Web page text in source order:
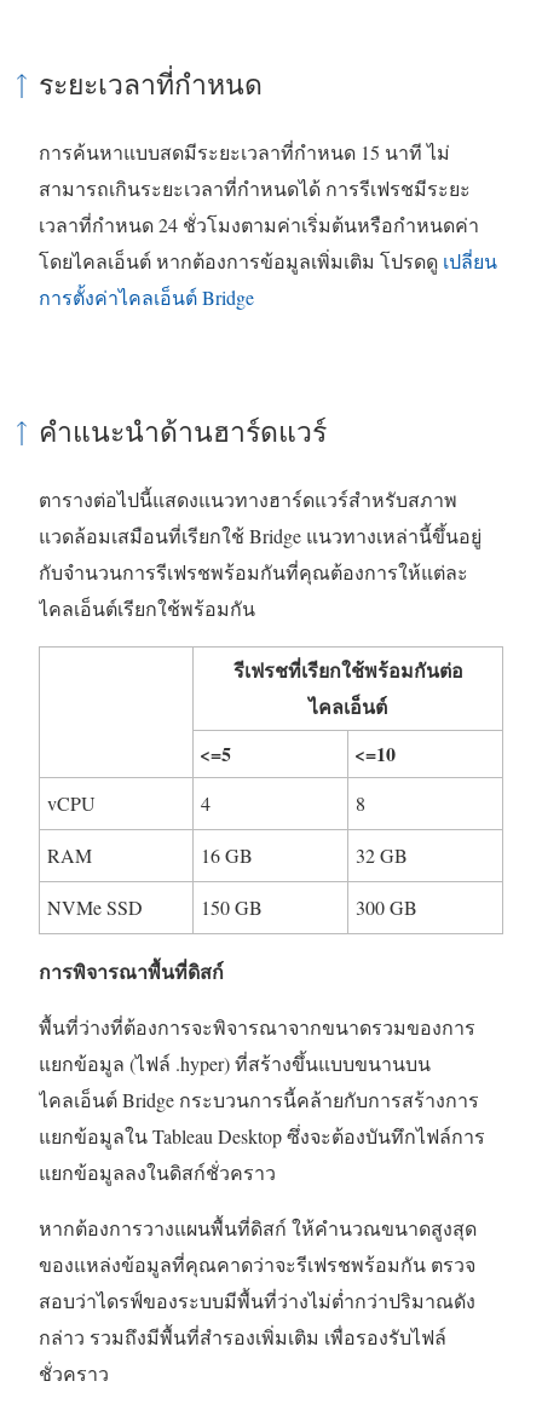
ระยะเวลาที่กำหนด
การค้นหาแบบสดมีระยะเวลาที่กำหนด 15 นาที ไม่
สามารถเกินระยะเวลาที่กำหนดได้ การรีเฟรชมีระยะ
เวลาที่กำหนด 24 ชั่วโมงตามค่าเริ่มต้นหรือกำหนดค่า
โดยไคลเอ็นต์ หากต้องการข้อมูลเพิ่มเติม โปรดดู เปลี่ยน
การตั้งค่าไคลเอ็นต์ Bridge
คำแนะนำด้านฮาร์ดแวร์
ตารางต่อไปนี้แสดงแนวทางฮาร์ดแวร์สำหรับสภาพ
แวดล้อมเสมือนที่เรียกใช้ Bridge แนวทางเหล่านี้ขึ้นอยู่
กับจำนวนการรีเฟรชพร้อมกันที่คุณต้องการให้แต่ละ
ไคลเอ็นต์เรียกใช้พร้อมกัน
รีเฟรชที่เรียกใช้พร้อมกันต่อ
ไคลเอ็นต์
<=5
<=10
vCPU 4 8
RAM 16 GB 32 GB
NVMe SSD 150 GB 300 GB
การพิจารณาพื้นที่ดิสก์
พื้นที่ว่างที่ต้องการจะพิจารณาจากขนาดรวมของการ
แยกข้อมูล (ไฟล์ .hyper) ที่สร้างขึ้นแบบขนานบน
ไคลเอ็นต์ Bridge กระบวนการนี้คล้ายกับการสร้างการ
แยกข้อมูลใน Tableau Desktop ซึ่งจะต้องบันทึกไฟล์การ
แยกข้อมูลลงในดิสก์ชั่วคราว
หากต้องการวางแผนพื้นที่ดิสก์ ให้คำนวณขนาดสูงสุด
ของแหล่งข้อมูลที่คุณคาดว่าจะรีเฟรชพร้อมกัน ตรวจ
สอบว่าไดรฟ์ของระบบมีพื้นที่ว่างไม่ต่ำกว่าปริมาณดัง
กล่าว รวมถึงมีพื้นที่สำรองเพิ่มเติม เพื่อรองรับไฟล์
ชั่วคราว